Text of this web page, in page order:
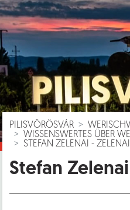
PILISVÖRÖSVÁR
WISSENSWERTES ÜBER
STEFAN ZELENAI -
Stefan
Események []